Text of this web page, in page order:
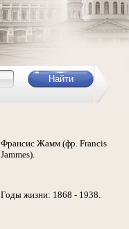
Франсис Жамм (фр. Francis
Jammes).
Годы жизни: 1868 - 1938.